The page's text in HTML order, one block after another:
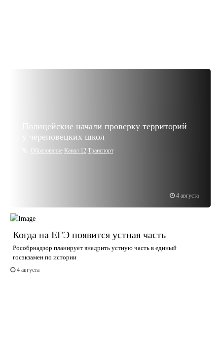
4 августа
Полицейские начали проверку территорий
у череповецких школ
Образование Канал 12 Транспорт
Когда на ЕГЭ появится устная часть
Рособрнадзор планирует внедрить устную часть в единый
госэкзамен по истории
4 августа